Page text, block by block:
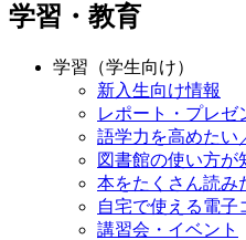
学習・教育
学習（学生向け）
新入生向け情報
レポート・プレゼ
語学力を高めたい
図書館の使い方が
本をたくさん読み
自宅で使える電子
講習会・イベント